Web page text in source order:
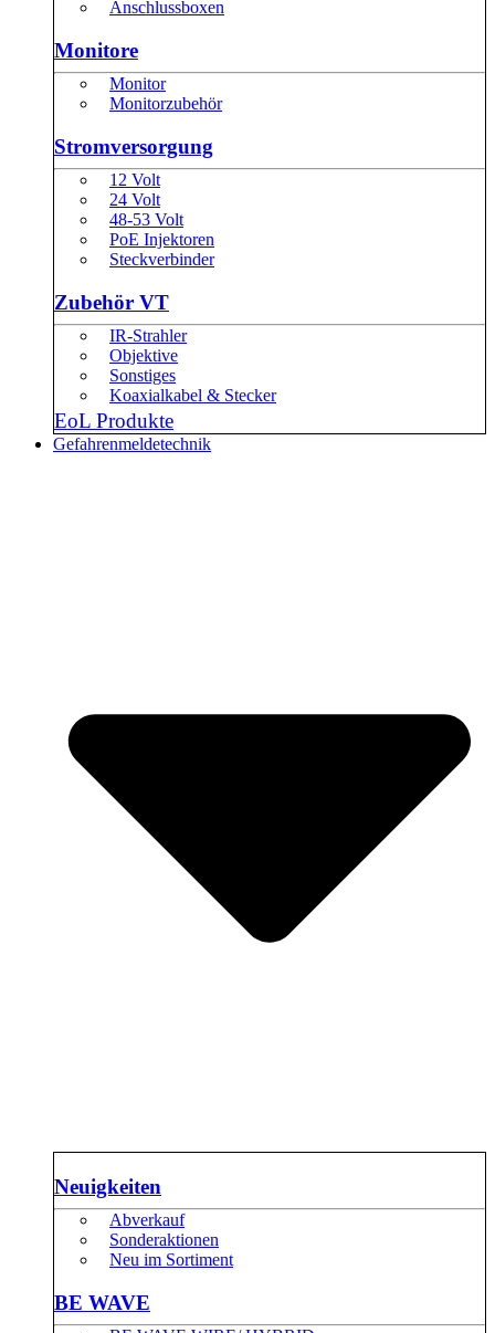
Anschlussboxen
Monitore
Monitor
Monitorzubehör
Stromversorgung
12 Volt
24 Volt
48-53 Volt
PoE Injektoren
Steckverbinder
Zubehör VT
IR-Strahler
Objektive
Sonstiges
Koaxialkabel & Stecker
EoL Produkte
Gefahrenmeldetechnik
Neuigkeiten
Abverkauf
Sonderaktionen
Neu im Sortiment
BE WAVE